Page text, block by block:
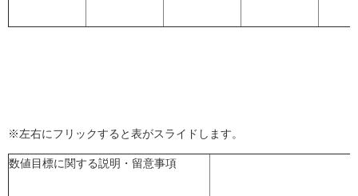
※左右にフリックすると表がスライドします。
数値目標に関する説明・留意事項